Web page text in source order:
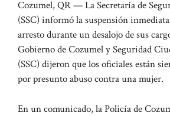
Cozumel, QR — La Secretaría de
(SSC) informó la suspensión
arresto durante un desalojo de sus
Gobierno de Cozumel y Seguridad
(SSC) dijeron que los oficiales están
por presunto abuso contra una mujer.
En un comunicado, la Policía de